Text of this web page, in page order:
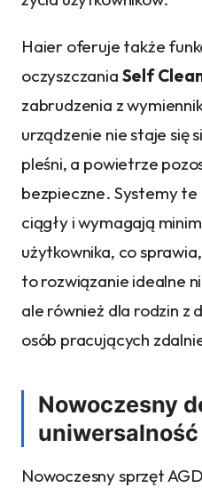
Haier oferuje także
oczyszczania Self
zabrudzenia z
urządzenie nie staje się
pleśni, a powietrze
bezpieczne. Systemy te
ciągły i wymagają
użytkownika, co
to rozwiązanie idealne
ale również dla rodzin z
osób pracujących
Nowoczesny
Nowoczesny sprzęt